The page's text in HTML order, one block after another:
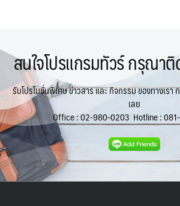
สนใจโปรแกรมทัวร์ กรุณา
รับโปรโมชั่นพิเศษ ข่าวสาร และ กิจกรรม ของทางเรา
เลย
Office :02-980-0203 Hotline :